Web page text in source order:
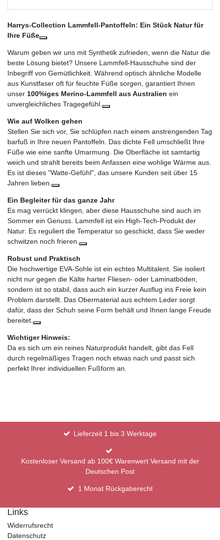
Harrys-Collection Lammfell-Pantoffeln: Ein Stück Natur für
Ihre Füße
Warum geben wir uns mit Synthetik zufrieden, wenn die Natur die
beste Lösung bietet? Unsere Lammfell-Hausschuhe sind der
Inbegriff von Gemütlichkeit. Während optisch ähnliche Modelle
aus Kunstfaser oft für feuchte Füße sorgen, garantiert Ihnen
unser 100%iges Merino-Lammfell aus Australien ein
unvergleichliches Tragegefühl.
Wie auf Wolken gehen
Stellen Sie sich vor, Sie schlüpfen nach einem anstrengenden Tag
barfuß in Ihre neuen Pantoffeln. Das dichte Fell umschließt Ihre
Füße wie eine sanfte Umarmung. Die Oberfläche ist samtartig
weich und strahlt bereits beim Anfassen eine wohlige Wärme aus.
Es ist dieses "Watte-Gefühl", das unsere Kunden seit über 15
Jahren lieben.
Ein Begleiter für das ganze Jahr
Es mag verrückt klingen, aber diese Hausschuhe sind auch im
Sommer ein Genuss. Lammfell ist ein High-Tech-Produkt der
Natur: Es reguliert die Temperatur so geschickt, dass Sie weder
schwitzen noch frieren.
Robust und Praktisch
Die hochwertige EVA-Sohle ist ein echtes Multitalent. Sie isoliert
nicht nur gegen die Kälte harter Fliesen- oder Laminatböden,
sondern ist so stabil, dass auch ein kurzer Ausflug ins Freie kein
Problem darstellt. Das Obermaterial aus echtem Leder sorgt
dafür, dass der Schuh seine Form behält und Ihnen lange Freude
bereitet.
Wichtiger Hinweis:
Da es sich um ein reines Naturprodukt handelt, gibt das Fell
durch regelmäßiges Tragen noch etwas nach und passt sich
perfekt Ihrer individuellen Fußform an.
Lieferzeit 1 bis 3 Werktage
Kostenloser Versand ab 100€ Warenwert Versand mit der
Deutschen Post
1 Monat Rückgaberecht
Links
Widerrufsrecht
Datenschutz